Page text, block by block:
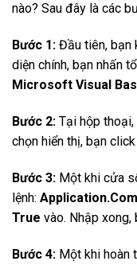
nào? Sau đây là các
Bước 1: Đầu tiên, bạn
diện chính, bạn nhấn
Microsoft Visual
Bước 2: Tại hộp
chọn hiển thị, bạn
Bước 3: Một khi cửa
lệnh:
True vào. Nhập xong,
Bước 4: Một khi hoàn